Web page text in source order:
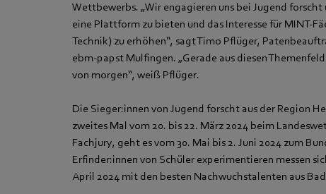
Wettbewerbs. „Wir engagieren uns bei Jugend
eine Plattform zu bieten und das Interesse für MINT-
Technik) zu erhöhen“, sagt Timo Pflüger,
ebm‑papst Mulfingen. „Gerade aus diesen
von morgen“, weiß Pflüger.
Die Sieger:innen von Jugend forscht aus der Region
zweites Mal vom 20. bis 22. März 2024 beim
Fachjury, geht es vom 30. Mai bis 2. Juni 2024 zum
Erfinder:innen von Schüler experimentieren messen
April 2024 mit den besten Nachwuchstalenten aus